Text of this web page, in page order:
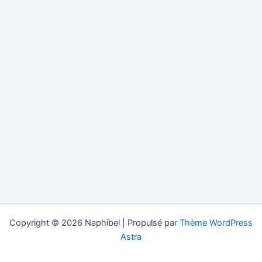
Copyright © 2026 Naphibel | Propulsé par Thème WordPress
Astra